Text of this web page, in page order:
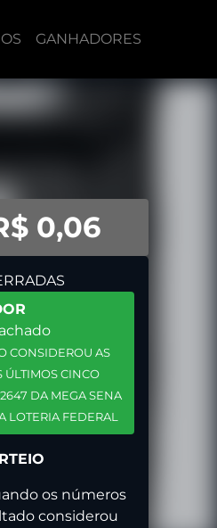
GANHADORES
0,06
CONSIDEROU AS
ÚLTIMOS CINCO
DA MEGA SENA
LOTERIA FEDERAL
os números
considerou